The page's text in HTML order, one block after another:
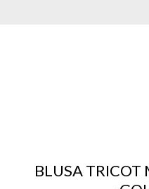
BLUSA TRICOT